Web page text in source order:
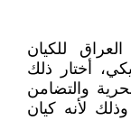
للكيان
أختار ذلك
والتضامن
لأنه كيان